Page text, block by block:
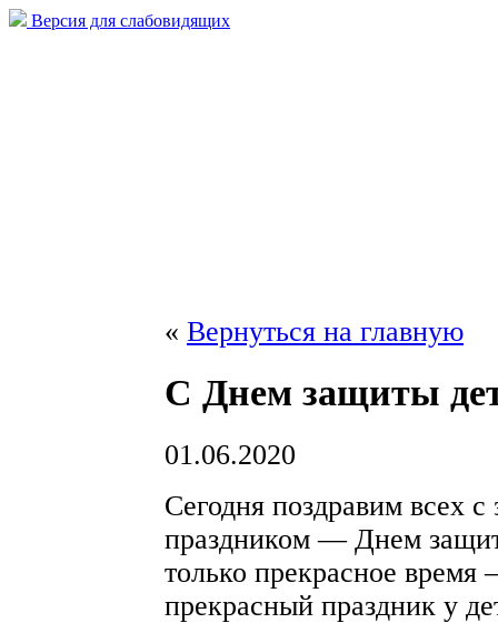
Версия для слабовидящих
« Вернуться на главную
С Днем защиты
01.06.2020
Сегодня поздравим всех с
праздником — Днем
только прекрасное
прекрасный праздник у